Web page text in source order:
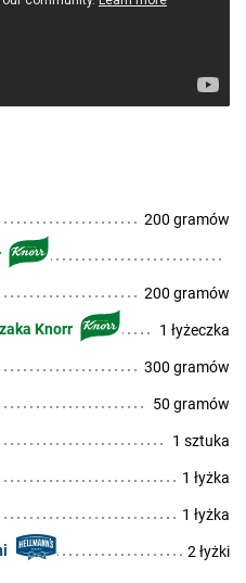
200 gramów
200 gramów
Knorr 1 łyżeczka
300 gramów
50 gramów
1 sztuka
1 łyżka
1 łyżka
2 łyżki